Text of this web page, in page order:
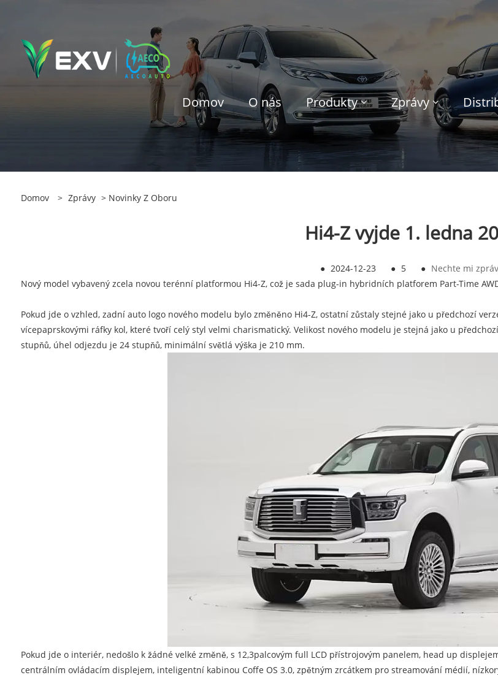
Domov O nás Produkty Zprávy
Domov > Zprávy > Novinky Z Oboru
Hi4-Z vyjde 1. ledna
● 2024-12-23 ● 5 ● Nechte mi
Nový model vybavený zcela novou terénní platformou Hi4-Z, což je sada plug-in hybridních platforem Part-Time
Pokud jde o vzhled, zadní auto logo nového modelu bylo změněno Hi4-Z, ostatní zůstaly stejné jako u předchozí
vícepaprskovými ráfky kol, které tvoří celý styl velmi charismatický. Velikost nového modelu je stejná jako u
stupňů, úhel odjezdu je 24 stupňů, minimální světlá výška je 210 mm.
Pokud jde o interiér, nedošlo k žádné velké změně, s 12,3palcovým full LCD přístrojovým panelem, head up
centrálním ovládacím displejem, inteligentní kabinou Coffe OS 3.0, zpětným zrcátkem pro streamování médií,